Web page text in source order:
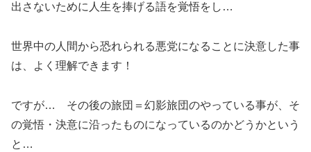
出さないために人生を捧げる語を覚悟をし…
世界中の人間から恐れられる悪党になることに決意した事
は、よく理解できます！
ですが… その後の旅団＝幻影旅団のやっている事が、そ
の覚悟・決意に沿ったものになっているのかどうかという
と…